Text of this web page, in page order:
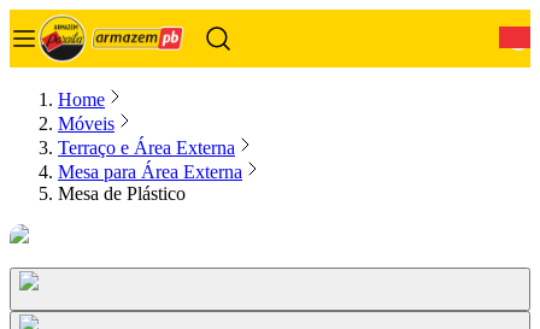
Home
Móveis
Terraço e Área Externa
Mesa para Área Externa
Mesa de Plástico